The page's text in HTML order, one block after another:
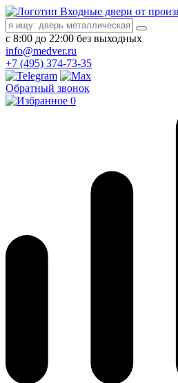
Входные двери от
с 8:00 до 22:00 без выходных
info@medver.ru
+7 (495) 374-73-35
Обратный звонок
0